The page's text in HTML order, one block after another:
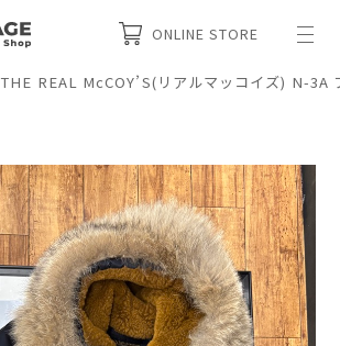
ONLINE STORE
THE REAL McCOY’S(リアルマッコイズ) N-3A